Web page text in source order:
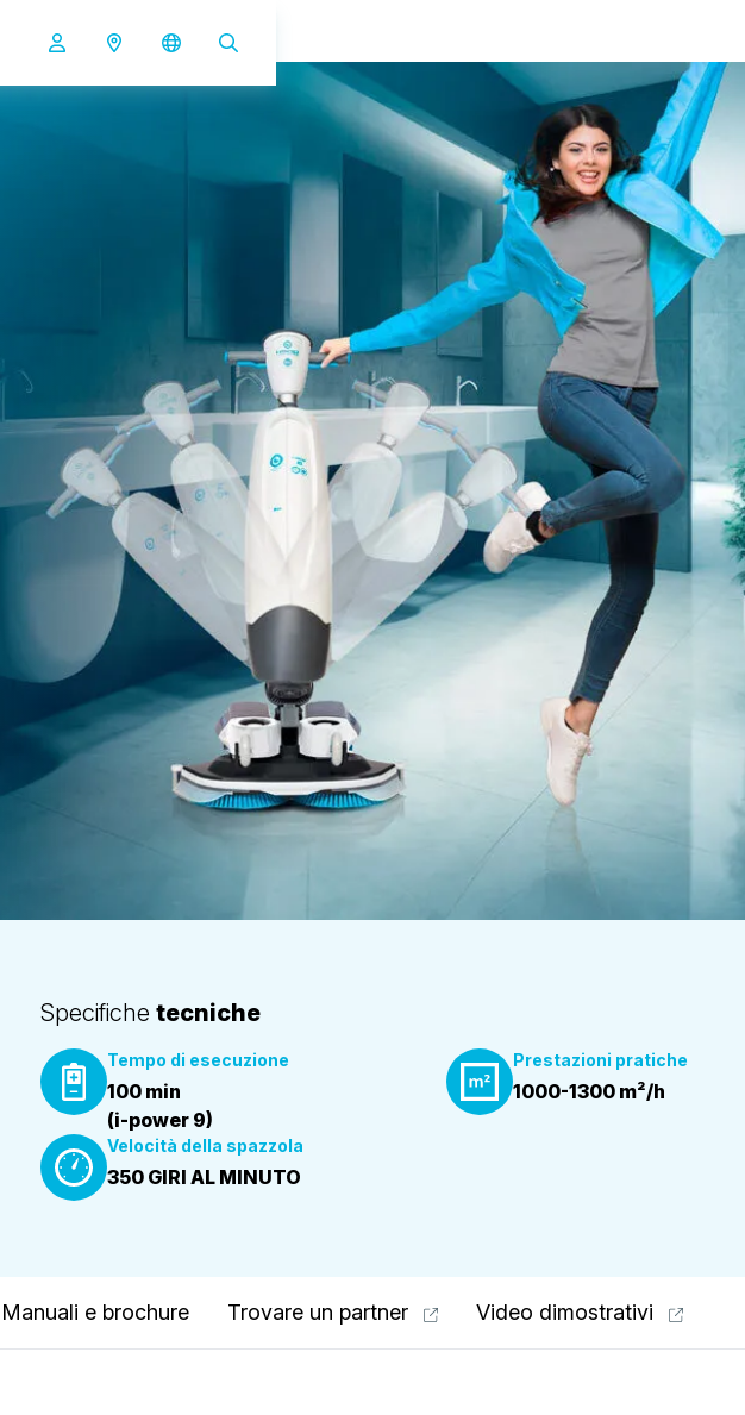
Specifiche tecniche
Tempo di esecuzione
100 min
(i-power 9)
Prestazioni pratiche
1000-1300 m²/h
Velocità della spazzola
350 GIRI AL MINUTO
Manuali e brochure Trovare un partner Video dimostrativi
i-mop XL